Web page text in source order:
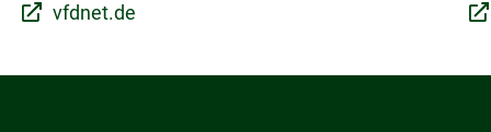
vfdnet.de